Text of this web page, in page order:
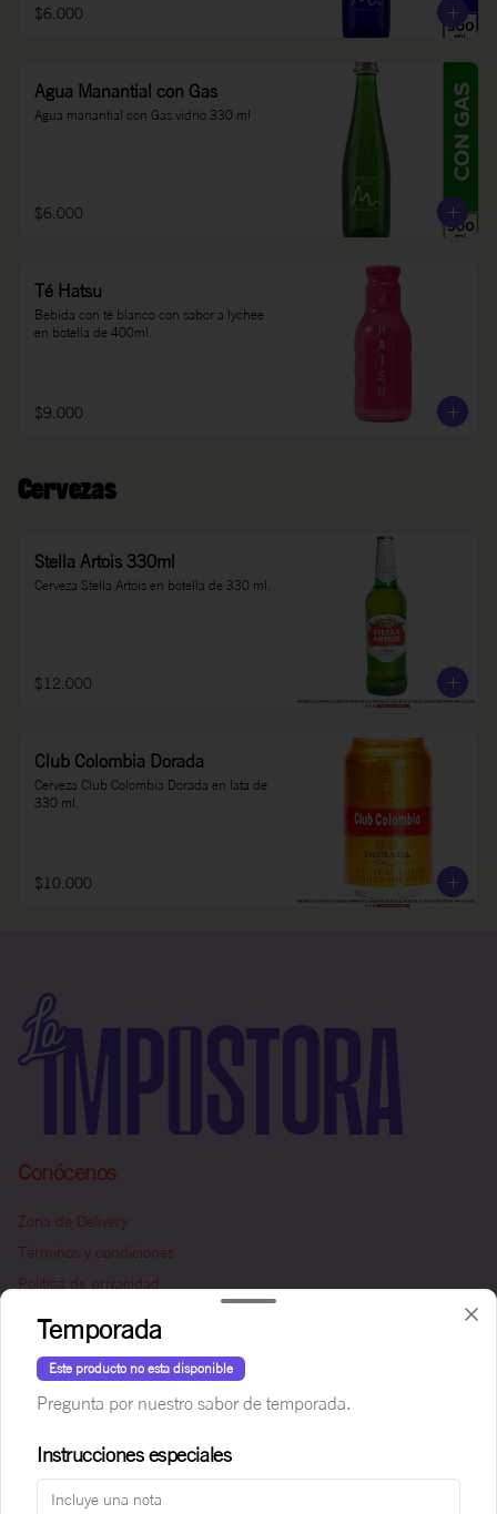
$6.000
Agua Manantial con Gas
Agua manantial con Gas vidrio 330 ml
$6.000
Té Hatsu
Bebida con té blanco con sabor a lychee
en botella de 400ml.
$9.000
Cervezas
Stella Artois 330ml
Cerveza Stella Artois en botella de 330 ml.
$12.000
Club Colombia Dorada
Cerveza Club Colombia Dorada en lata de
330 ml.
$10.000
Conócenos
Zona de Delivery
Términos y condiciones
Política de privacidad
Redes sociales
Instagram
Facebook
Mi cuenta
Temporada
Este producto no esta disponible
Pregunta por nuestro sabor de temporada.
Instrucciones especiales